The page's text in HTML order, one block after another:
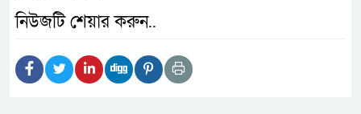
নিউজটি শেয়ার করুন..